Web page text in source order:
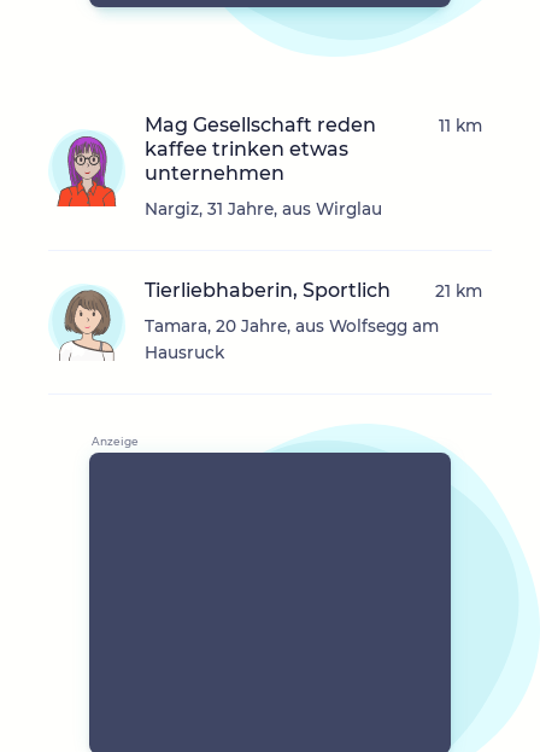
Mag Gesellschaft reden
kaffee trinken etwas
unternehmen
Nargiz, 31 Jahre, aus Wirglau
11 km
Tierliebhaberin, Sportlich
Tamara, 20 Jahre, aus Wolfsegg am
Hausruck
21 km